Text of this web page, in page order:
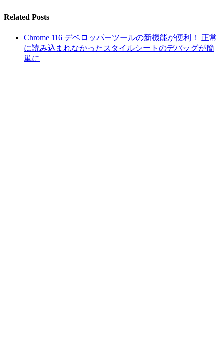
Related Posts
Chrome 116 デベロッパーツールの新機能が便利！ 正常
に読み込まれなかったスタイルシートのデバッグが簡
単に